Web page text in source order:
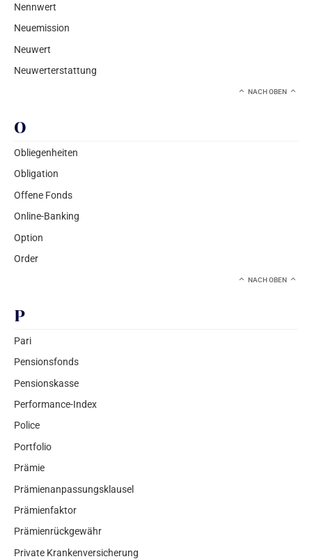
Nennwert
Neuemission
Neuwert
Neuwerterstattung
NACH OBEN
O
Obliegenheiten
Obligation
Offene Fonds
Online-Banking
Option
Order
NACH OBEN
P
Pari
Pensionsfonds
Pensionskasse
Performance-Index
Police
Portfolio
Prämie
Prämienanpassungsklausel
Prämienfaktor
Prämienrückgewähr
Private Krankenversicherung